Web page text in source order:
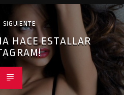
SIGUIENTE
HACE ESTALLAR